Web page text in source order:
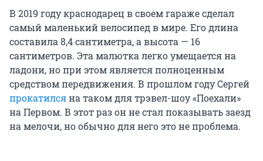
В 2019 году краснодарец в своем гараже сделал
самый маленький велосипед в мире. Его длина
составила 8,4 сантиметра, а высота — 16
сантиметров. Эта малютка легко умещается на
ладони, но при этом является полноценным
средством передвижения. В прошлом году Сергей
прокатилсяна таком для трэвел-шоу «Поехали»
на Первом. В этот раз он не стал показывать заезд
на мелочи, но обычно для него это не проблема.